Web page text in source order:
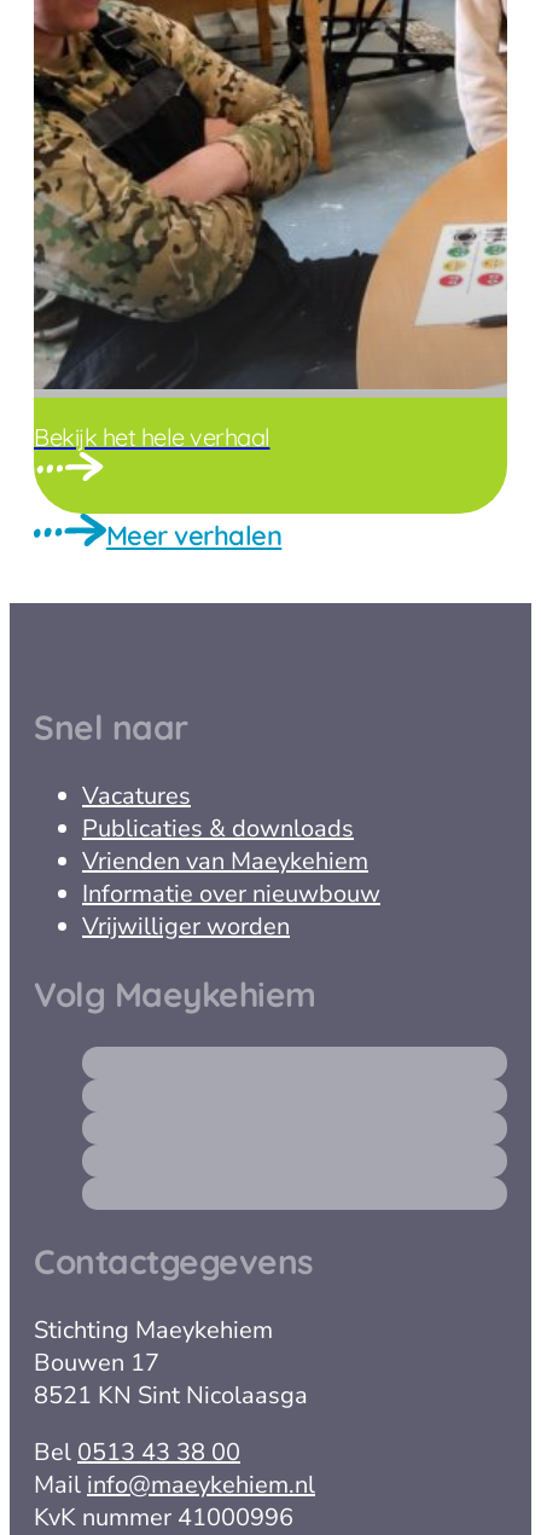
Bekijk het hele verhaal
Meer verhalen
Snel naar
Vacatures
Publicaties & downloads
Vrienden van Maeykehiem
Informatie over nieuwbouw
Vrijwilliger worden
Volg Maeykehiem
Contactgegevens
Stichting Maeykehiem
Bouwen 17
8521 KN Sint Nicolaasga
Bel 0513 43 38 00
Mail info@maeykehiem.nl
KvK nummer 41000996